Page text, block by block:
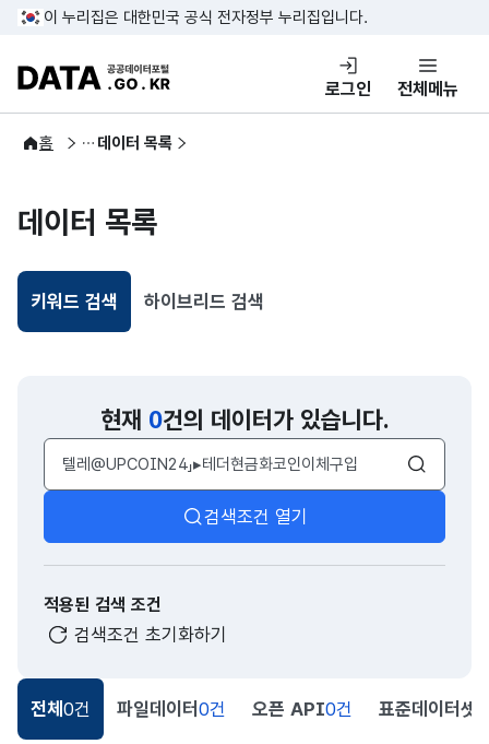
콘텐츠 바로가기
푸터 바로가기
이 누리집은 대한민국 공식 전자정부 누리집입니다.
DATA.GO.KR 공공데이터포털
로그인 전체메뉴
홈
공공데이터 데이터 목록
데이터 목록
키워드 검색
선택됨
하이브리드 검색
현재 0건의 데이터가 있습니다.
검색어 입력창
검색
검색조건 열기
적용된 검색 조건
검색조건 초기화하기
전체 0건 파일데이터 0건 오픈 API0건 표준데이터셋